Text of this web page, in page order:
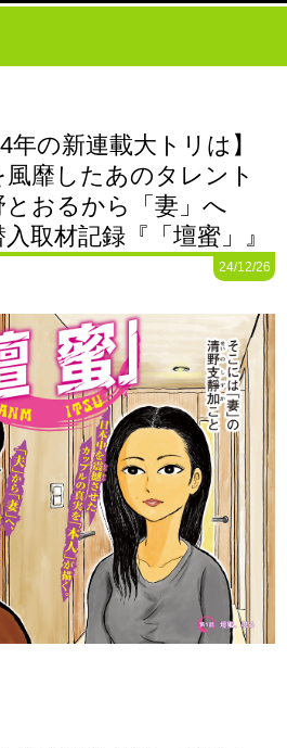
年の新連載大トリは】
靡したあのタレント
おるから「妻」へ
取材記録『「壇蜜」』
24/12/26